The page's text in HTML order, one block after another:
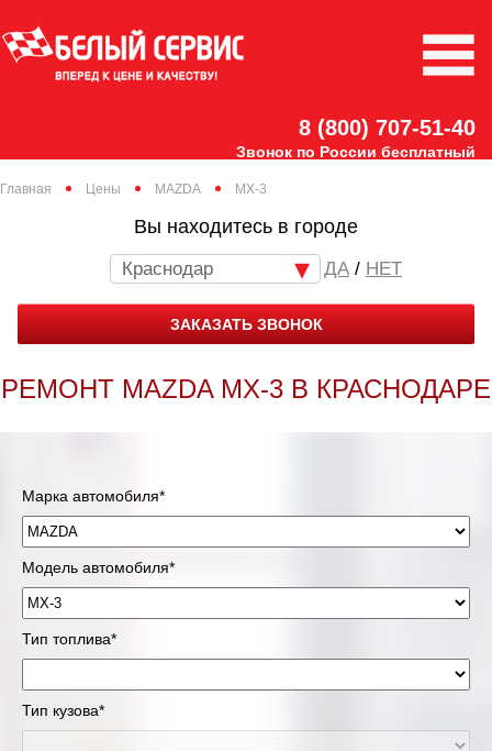
8 (800) 707-51-40
Звонок по России бесплатный
Главная Цены MAZDA MX-3
Вы находитесь в городе
Краснодар / НЕТ
ЗАКАЗАТЬ ЗВОНОК
РЕМОНТ MAZDA MX-3 В КРАСНОДАРЕ
Марка автомобиля*
Модель автомобиля*
Тип топлива*
Тип кузова*